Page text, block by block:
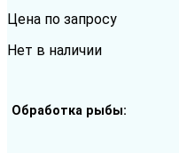
Цена по запросу
Нет в наличии
Обработка рыбы